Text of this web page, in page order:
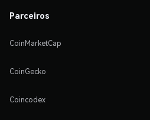
Parceiros
CoinMarketCap
CoinGecko
Coincodex